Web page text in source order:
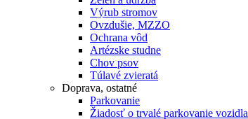
Výrub stromov
Ovzdušie, MZZO
Ochrana vôd
Artézske studne
Chov psov
Túlavé zvieratá
Doprava, ostatné
Parkovanie
Žiadosť o trvalé parkovanie vozidla